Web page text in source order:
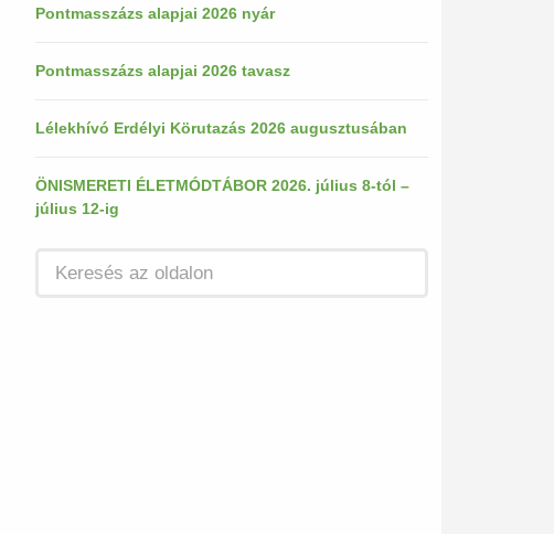
Pontmasszázs alapjai 2026 nyár
Pontmasszázs alapjai 2026 tavasz
Lélekhívó Erdélyi Körutazás 2026 augusztusában
ÖNISMERETI ÉLETMÓDTÁBOR 2026. július 8-tól –
július 12-ig